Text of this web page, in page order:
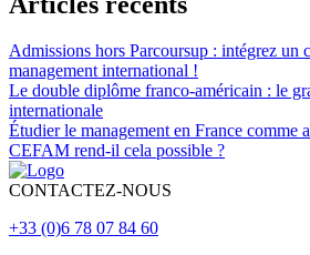
Admissions hors Parcoursup : intégrez un
management international !
Le double diplôme franco-américain : le
internationale
Étudier le management en France comme
CEFAM rend-il cela possible ?
CONTACTEZ-NOUS
+33 (0)6 78 07 84 60